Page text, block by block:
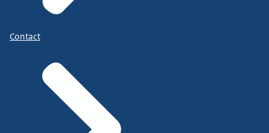
Contact